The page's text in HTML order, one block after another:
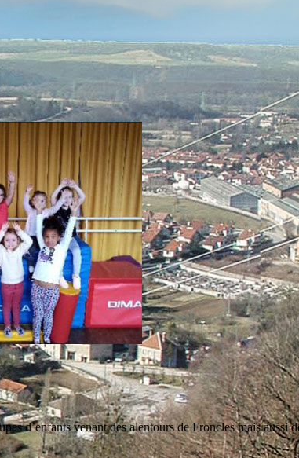
d’enfants venant des alentours de Froncles mais